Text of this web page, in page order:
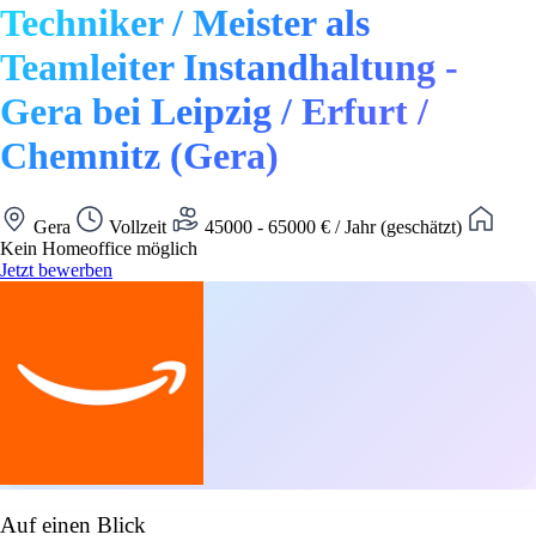
Techniker / Meister als
Teamleiter Instandhaltung -
Gera bei Leipzig / Erfurt /
Chemnitz (Gera)
Gera Vollzeit
45000 - 65000 € / Jahr (geschätzt)
Kein Homeoffice möglich
Jetzt bewerben
Auf einen Blick